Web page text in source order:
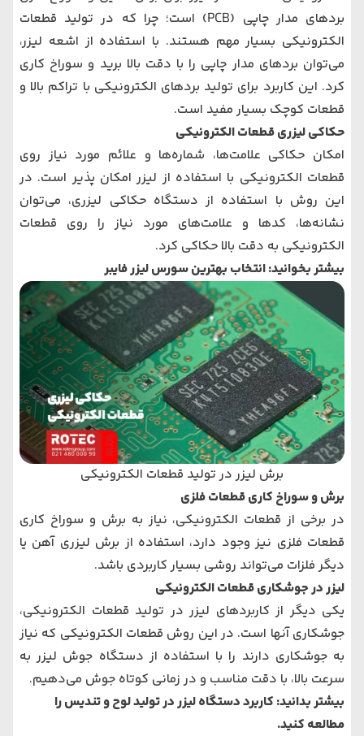
بردهای مدار چاپی (PCB) است؛ چرا که در تولید قطعات
الکترونیکی بسیار مهم هستند. با استفاده از اشعه لیزر،
می‌توان بردهای مدار چاپی را با دقت بالا برید و سوراخ کاری
کرد. این کاربرد برای تولید بردهای الکترونیکی با تراکم بالا و
قطعات کوچک بسیار مفید است.
حکاکی لیزری قطعات الکترونیکی
امکان حکاکی علامت‌ها، شماره‌ها و علائم مورد نیاز روی
قطعات الکترونیکی با استفاده از لیزر امکان پذیر است. در
این روش با استفاده از دستگاه حکاکی لیزری، می‌توان
نشانه‌ها، کد‌ها و علامت‌های مورد نیاز را روی قطعات
الکترونیکی به دقت بالا حکاکی کرد.
بیشتر بخوانید: انتخاب بهترین سورس لیزر فایبر
برش لیزر در تولید قطعات الکترونیکی
برش و سوراخ کاری قطعات فلزی
در برخی از قطعات الکترونیکی، نیاز به برش و سوراخ کاری
قطعات فلزی نیز وجود دارد، استفاده از برش لیزری آهن یا
دیگر فلزات می‌تواند روشی بسیار کاربردی باشد.
لیزر در جوشکاری قطعات الکترونیکی
یکی دیگر از کاربردهای لیزر در تولید قطعات الکترونیکی،
جوشکاری آنها است. در این روش قطعات الکترونیکی که نیاز
به جوشکاری دارند را با استفاده از دستگاه جوش لیزر به
سرعت بالا، با دقت مناسب و در زمانی کوتاه جوش می‌دهیم.
بیشتر بدانید: کاربرد دستگاه لیزر در تولید لوح و تندیسرا
مطالعه کنید.